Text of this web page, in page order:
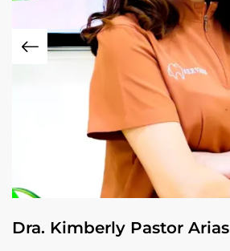
Dra. Kimberly Pastor Arias